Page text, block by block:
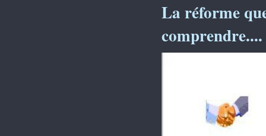
La réforme
comprendre....